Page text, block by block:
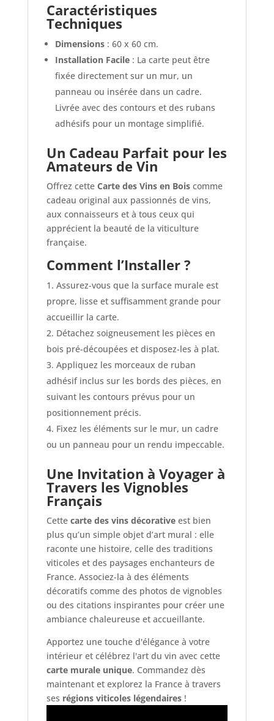
Caractéristiques
Techniques
Dimensions: 60 x 60 cm.
Installation Facile: La carte peut être
fixée directement sur un mur, un
panneau ou insérée dans un cadre.
Livrée avec des contours et des rubans
adhésifs pour un montage simplifié.
Un Cadeau Parfait pour les
Amateurs de Vin
Offrez cette Carte des Vins en Boiscomme
cadeau original aux passionnés de vins,
aux connaisseurs et à tous ceux qui
apprécient la beauté de la viticulture
française.
Comment l’Installer ?
Assurez-vous que la surface murale est
propre, lisse et suffisamment grande pour
accueillir la carte.
Détachez soigneusement les pièces en
bois pré-découpées et disposez-les à plat.
Appliquez les morceaux de ruban
adhésif inclus sur les bords des pièces, en
suivant les contours prévus pour un
positionnement précis.
Fixez les éléments sur le mur, un cadre
ou un panneau pour un rendu impeccable.
Une Invitation à Voyager à
Travers les Vignobles
Français
Cette carte des vins décorativeest bien
plus qu’un simple objet d’art mural : elle
raconte une histoire, celle des traditions
viticoles et des paysages enchanteurs de
France. Associez-la à des éléments
décoratifs comme des photos de vignobles
ou des citations inspirantes pour créer une
ambiance chaleureuse et accueillante.
Apportez une touche d'élégance à votre
intérieur et célébrez l'art du vin avec cette
carte murale unique. Commandez dès
maintenant et explorez la France à travers
ses régions viticoles légendaires!